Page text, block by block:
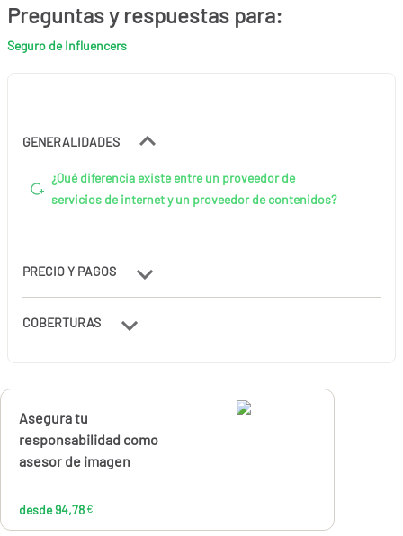
Preguntas y respuestas para:
Seguro de Influencers
GENERALIDADES
¿Qué diferencia existe entre un proveedor de
servicios de internet y un proveedor de contenidos?
PRECIO Y PAGOS
COBERTURAS
Calcúlalo ahora
Asegura tu
responsabilidad como
asesor de imagen
desde 94,78 €